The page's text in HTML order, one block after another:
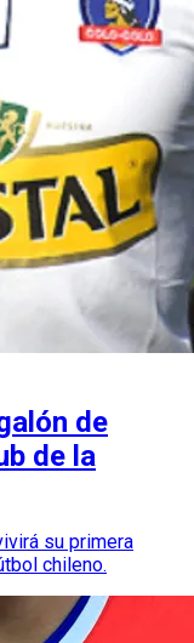
de
de la
su primera
chileno.